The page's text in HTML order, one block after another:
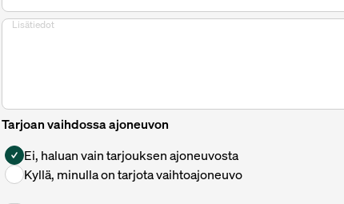
Lisätiedot
Tarjoan vaihdossa ajoneuvon
Ei, haluan vain tarjouksen ajoneuvosta
Kyllä, minulla on tarjota vaihtoajoneuvo